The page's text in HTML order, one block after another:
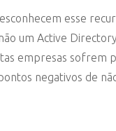
esse
um Active
empresas sofrem
negativos de